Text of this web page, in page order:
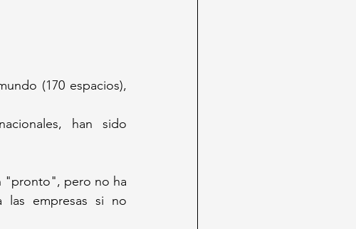
(170 espacios),
han sido
"pronto", pero no ha
las empresas si no